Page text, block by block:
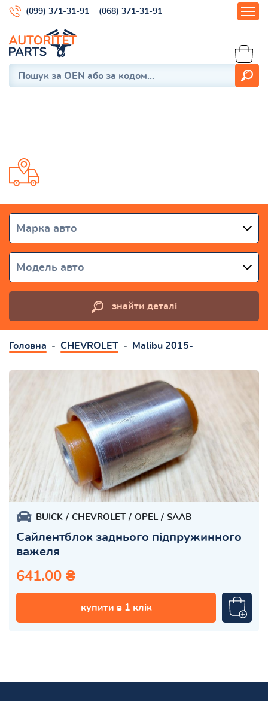
(099) 371-31-91 (068) 371-31-91
Марка авто
Модель авто
знайти деталі
Головна CHEVROLET Malibu 2015-
BUICK CHEVROLET OPEL SAAB
Сайлентблок заднього підпружинного
важеля
641.00 ₴
купити в 1 клік